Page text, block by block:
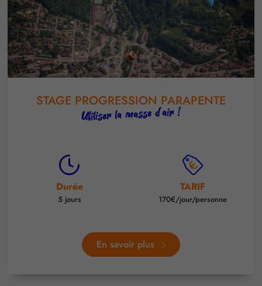
STAGE PROGRESSION PARAPENTE
Utiliser la masse d'air !
Durée
5 jours
TARIF
170€/jour/personne
En savoir plus